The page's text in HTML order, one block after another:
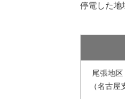
停電した地
尾張地区
（名古屋